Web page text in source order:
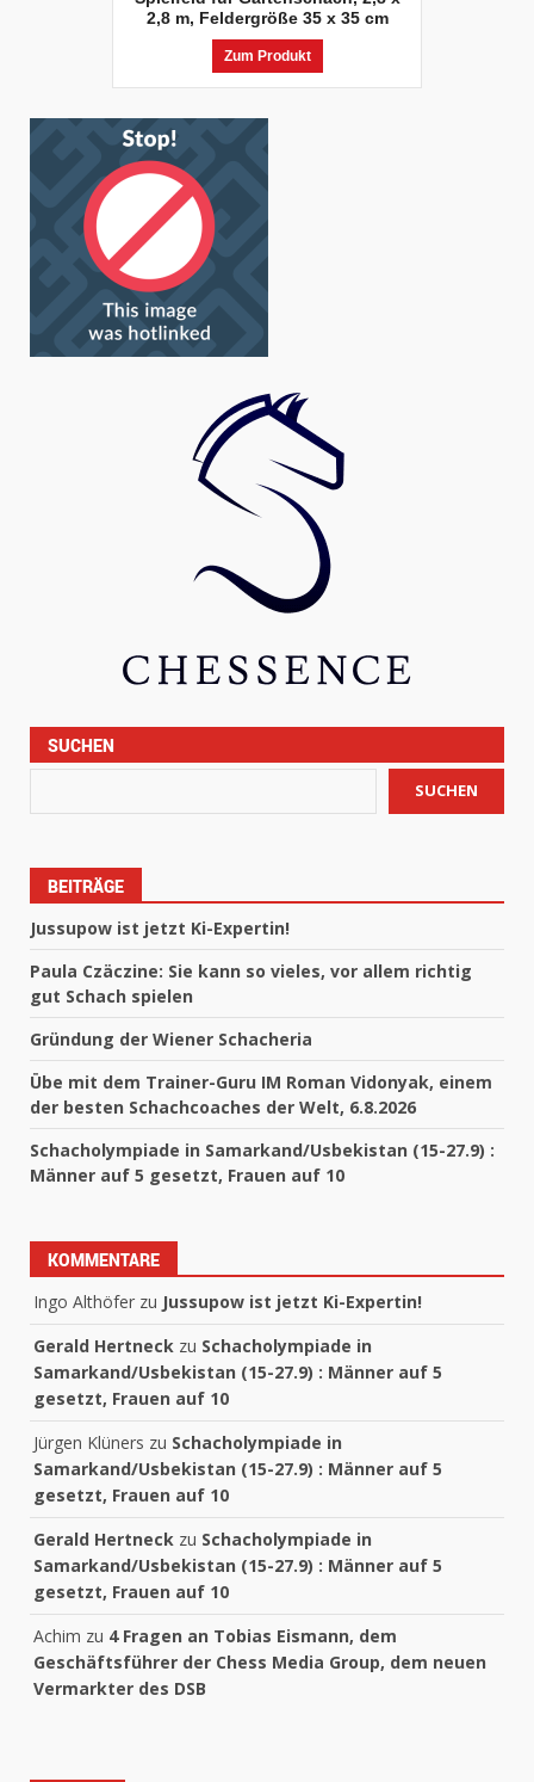
2,8 m, Feldergröße 35 x 35 cm
Zum Produkt
SUCHEN
SUCHEN
BEITRÄGE
Jussupow ist jetzt Ki-Expertin!
Paula Czäczine: Sie kann so vieles, vor allem richtig
gut Schach spielen
Gründung der Wiener Schacheria
Übe mit dem Trainer-Guru IM Roman Vidonyak, einem
der besten Schachcoaches der Welt, 6.8.2026
Schacholympiade in Samarkand/Usbekistan (15-27.9) :
Männer auf 5 gesetzt, Frauen auf 10
KOMMENTARE
Ingo Althöfer zu Jussupow ist jetzt Ki-Expertin!
Gerald Hertneck zu Schacholympiade in
Samarkand/Usbekistan (15-27.9) : Männer auf 5
gesetzt, Frauen auf 10
Jürgen Klüners zu Schacholympiade in
Samarkand/Usbekistan (15-27.9) : Männer auf 5
gesetzt, Frauen auf 10
Gerald Hertneck zu Schacholympiade in
Samarkand/Usbekistan (15-27.9) : Männer auf 5
gesetzt, Frauen auf 10
Achim zu 4 Fragen an Tobias Eismann, dem
Geschäftsführer der Chess Media Group, dem neuen
Vermarkter des DSB